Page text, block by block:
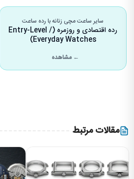
سایر ساعت مچی زنانه با رده ساعت
رده اقتصادی و روزمره (Entry-Level /
Everyday Watches)
← مشاهده
مقالات مرتبط